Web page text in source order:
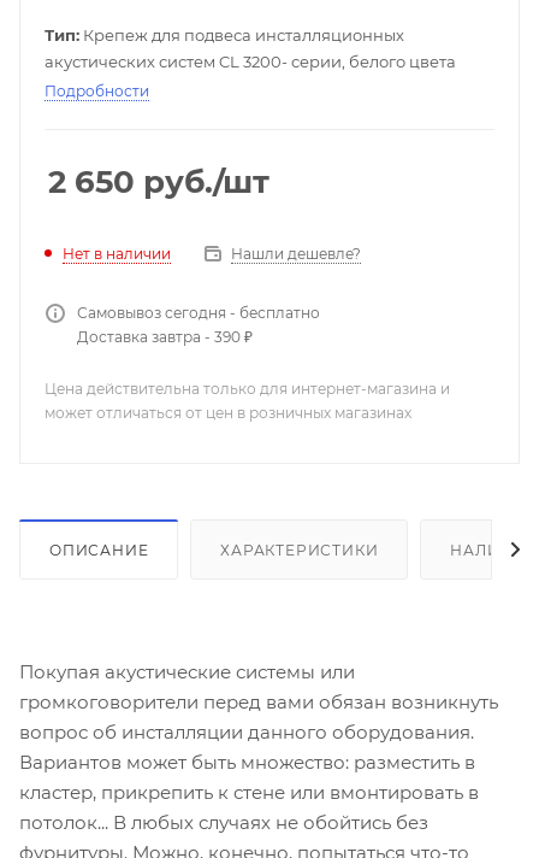
Тип: Крепеж для подвеса инсталляционных
акустических систем CL 3200- серии, белого цвета
Подробности
2 650 руб./шт
Нет в наличии Нашли дешевле?
Самовывоз сегодня - бесплатно
Доставка завтра - 390 ₽
Цена действительна только для интернет-магазина и
может отличаться от цен в розничных магазинах
ОПИСАНИЕ ХАРАКТЕРИСТИКИ НАЛИЧИЕ
Покупая акустические системы или
громкоговорители перед вами обязан возникнуть
вопрос об инсталляции данного оборудования.
Вариантов может быть множество: разместить в
кластер, прикрепить к стене или вмонтировать в
потолок... В любых случаях не обойтись без
фурнитуры. Можно, конечно, попытаться что-то